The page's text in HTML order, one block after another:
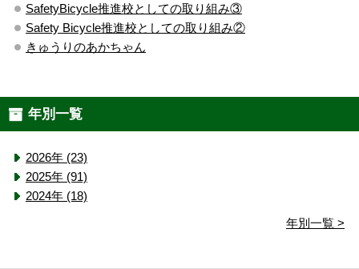
SafetyBicycle推進校としての取り組み③
Safety Bicycle推進校としての取り組み②
きゅうりのあかちゃん
年別一覧
2026年 (23)
2025年 (91)
2024年 (18)
年別一覧 >